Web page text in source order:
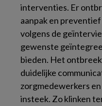
interventies. Er
aanpak en
volgens de
gewenste
bieden. Het
duidelijke
zorgmedewerkers
insteek. Zo klinken